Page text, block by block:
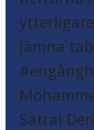
Sätra!